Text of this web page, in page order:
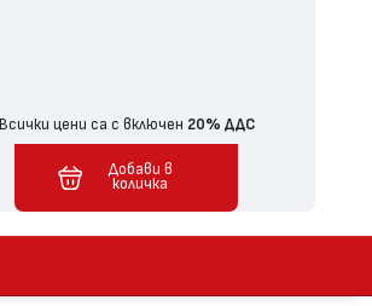
Всички цени са с включен 20% ДДС
Добави в
количка